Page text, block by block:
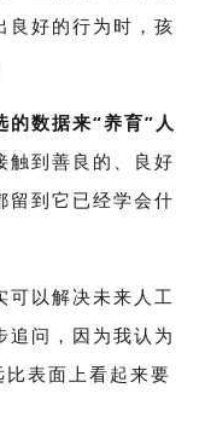
良好的行为时，孩
数据来“养育”人
触到善良的、良好
留到它已经学会什
可以解决未来人工
追问，因为我认为
表面上看起来要